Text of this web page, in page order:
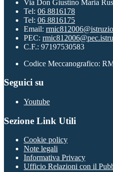
Via Don Giustino Maria
Tel: 06 8816178
Tel: 06 8816175
Email:
PEC:
C.F.: 97197530583
Codice Meccanografico:
Seguici su
Youtube
Sezione Link Utili
Cookie policy
Note legali
Informativa Privacy
Ufficio Relazioni con il